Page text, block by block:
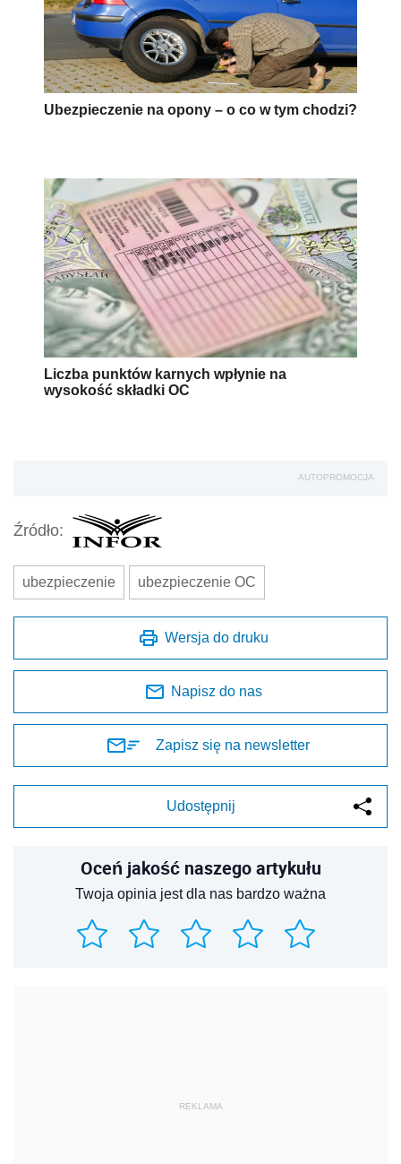
Ubezpieczenie na opony – o co w tym chodzi?
Liczba punktów karnych wpłynie na
wysokość składki OC
AUTOPROMOCJA
Źródło:
ubezpieczenie ubezpieczenie OC
Wersja do druku
Napisz do nas
Zapisz się na newsletter
Udostępnij
Oceń jakość naszego artykułu
Twoja opinia jest dla nas bardzo ważna
REKLAMA